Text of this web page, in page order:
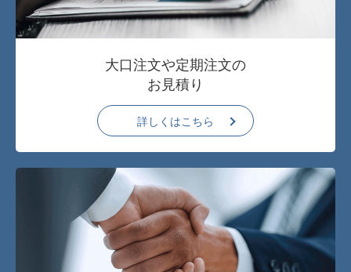
大口注文や定期注文の
お見積り
詳しくはこちら